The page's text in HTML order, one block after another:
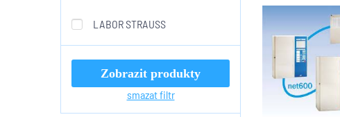
LABOR STRAUSS
Zobrazit produkty
smazat filtr